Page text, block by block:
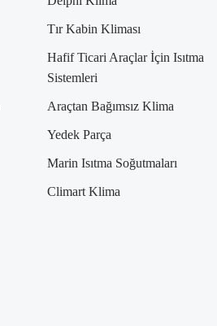
Tır Kabin Kliması
Hafif Ticari Araçlar İçin Isıtma
Sistemleri
Araçtan Bağımsız Klima
Yedek Parça
Marin Isıtma Soğutmaları
Climart Klima